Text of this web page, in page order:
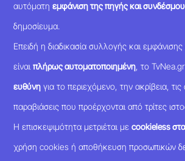
αυτόματηεμφάνιση της πηγής και συνδέσμου
δημοσίευμα.
Επειδή η διαδικασία συλλογής και
είναιπλήρως αυτοματοποιημένη, το
ευθύνη για το περιεχόμενο, την ακρίβεια,
παραβιάσεις που προέρχονται από τρίτες
Η επισκεψιμότητα μετριέται μεcookieless
χρήση cookies ή αποθήκευση προσωπικών